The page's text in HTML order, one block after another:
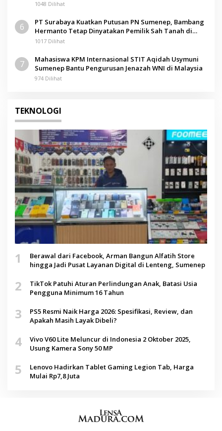
1048 Dilihat
6
PT Surabaya Kuatkan Putusan PN Sumenep, Bambang
Hermanto Tetap Dinyatakan Pemilik Sah Tanah di
Pamolokan
1017 Dilihat
7
Mahasiswa KPM Internasional STIT Aqidah Usymuni
Sumenep Bantu Pengurusan Jenazah WNI di Malaysia
974 Dilihat
TEKNOLOGI
1
Berawal dari Facebook, Arman Bangun Alfatih Store
hingga Jadi Pusat Layanan Digital di Lenteng, Sumenep
2
TikTok Patuhi Aturan Perlindungan Anak, Batasi Usia
Pengguna Minimum 16 Tahun
3
PS5 Resmi Naik Harga 2026: Spesifikasi, Review, dan
Apakah Masih Layak Dibeli?
4
Vivo V60 Lite Meluncur di Indonesia 2 Oktober 2025,
Usung Kamera Sony 50 MP
5
Lenovo Hadirkan Tablet Gaming Legion Tab, Harga
Mulai Rp7,8 Juta